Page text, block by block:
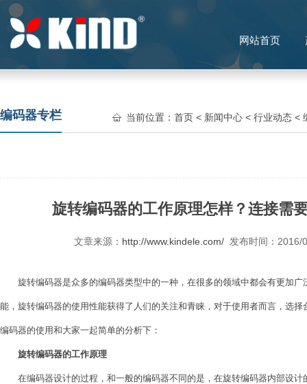
网站首页
编码器专栏 当前位置： 首页 < 新闻中心 < 行业动态 <
旋转编码器的工作原理怎样？连接需
文章来源： http://www.kindele.com/发布时间：2016/
旋转编码器是众多的编码器类型中的一种，在很多的领域中都会有更加
能，旋转编码器的使用性能获得了人们的关注和青睐，对于使用者而言，选
编码器的使用和大家一起简单的分析下：
旋转编码器的工作原理
在编码器设计的过程，和一般的编码器不同的是，在旋转编码器内部设计